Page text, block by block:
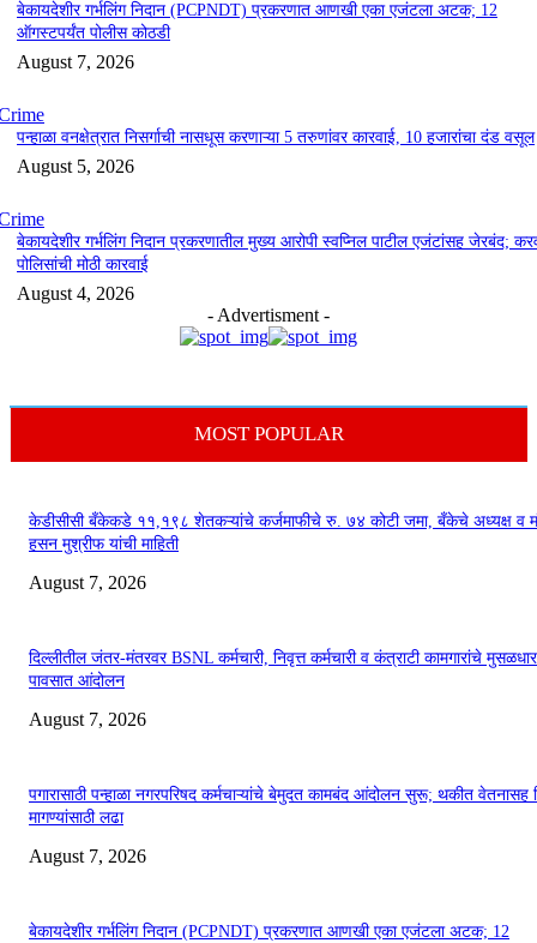
बेकायदेशीर गर्भलिंग निदान (PCPNDT) प्रकरणात आणखी एका एजंटला अटक; 12
ऑगस्टपर्यंत पोलीस कोठडी
August 7, 2026
पन्हाळा वनक्षेत्रात निसर्गाची नासधूस करणाऱ्या 5 तरुणांवर कारवाई, 10 हजारांचा दंड वसूल
August 5, 2026
बेकायदेशीर गर्भलिंग निदान प्रकरणातील मुख्य आरोपी स्वप्निल पाटील एजंटांसह जेरबंद;
पोलिसांची मोठी कारवाई
August 4, 2026
- Advertisment -
MOST POPULAR
केडीसीसी बँकेकडे ११,१९८ शेतकऱ्यांचे कर्जमाफीचे रु. ७४ कोटी जमा, बँकेचे अध्यक्ष व
हसन मुश्रीफ यांची माहिती
August 7, 2026
दिल्लीतील जंतर-मंतरवर BSNL कर्मचारी, निवृत्त कर्मचारी व कंत्राटी कामगारांचे मुसळधार
पावसात आंदोलन
August 7, 2026
पगारासाठी पन्हाळा नगरपरिषद कर्मचाऱ्यांचे बेमुदत कामबंद आंदोलन सुरू; थकीत वेतनासह
मागण्यांसाठी लढा
August 7, 2026
बेकायदेशीर गर्भलिंग निदान (PCPNDT) प्रकरणात आणखी एका एजंटला अटक; 12